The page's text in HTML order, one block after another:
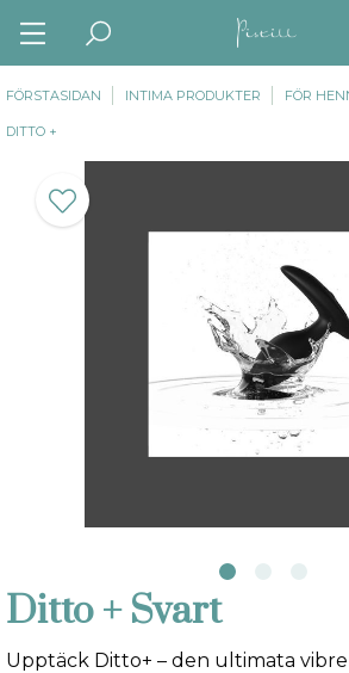
FÖRSTASIDAN INTIMA PRODUKTER FÖR
DITTO +
Ditto + Svart
Upptäck Ditto+ – den ultimata